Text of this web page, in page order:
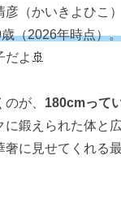
（かいきよひこ）
（2026年時点）。
だよ🚢
が、 180cmって
に鍛えられた体と
奢に見せてくれる